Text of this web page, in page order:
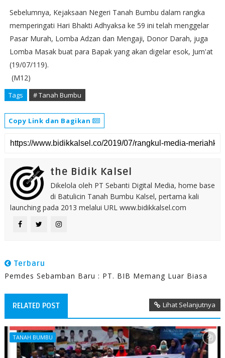
Sebelumnya, Kejaksaan Negeri Tanah Bumbu dalam rangka
memperingati Hari Bhakti Adhyaksa ke 59 ini telah menggelar
Pasar Murah, Lomba Adzan dan Mengaji, Donor Darah, juga
Lomba Masak buat para Bapak yang akan digelar esok, Jum'at
(19/07/119).
(M12)
Tags # Tanah Bumbu
Copy Link dan Bagikan
the Bidik Kalsel
Dikelola oleh PT Sebanti Digital Media, home base
di Batulicin Tanah Bumbu Kalsel, pertama kali
launching pada 2013 melalui URL www.bidikkalsel.com
Terbaru
Pemdes Sebamban Baru : PT. BIB Memang Luar Biasa
RELATED POST Lihat Selanjutnya
TANAH BUMBU